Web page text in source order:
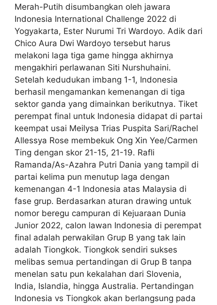
Merah-Putih disumbangkan oleh jawara
Indonesia International Challenge 2022 di
Yogyakarta, Ester Nurumi Tri Wardoyo. Adik dari
Chico Aura Dwi Wardoyo tersebut harus
melakoni laga tiga game hingga akhirnya
mengakhiri perlawanan Siti Nurshuhaini.
Setelah kedudukan imbang 1-1, Indonesia
berhasil mengamankan kemenangan di tiga
sektor ganda yang dimainkan berikutnya. Tiket
perempat final untuk Indonesia didapat di partai
keempat usai Meilysa Trias Puspita Sari/Rachel
Allessya Rose membekuk Ong Xin Yee/Carmen
Ting dengan skor 21-15, 21-19. Rafli
Ramanda/As-Azahra Putri Dania yang tampil di
partai kelima pun menutup laga dengan
kemenangan 4-1 Indonesia atas Malaysia di
fase grup. Berdasarkan aturan drawing untuk
nomor beregu campuran di Kejuaraan Dunia
Junior 2022, calon lawan Indonesia di perempat
final adalah perwakilan Grup B yang tak lain
adalah Tiongkok. Tiongkok sendiri sukses
melibas semua pertandingan di Grup B tanpa
menelan satu pun kekalahan dari Slovenia,
India, Islandia, hingga Australia. Pertandingan
Indonesia vs Tiongkok akan berlangsung pada